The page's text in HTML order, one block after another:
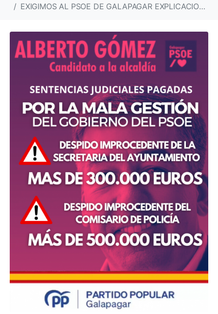
EXIGIMOS AL PSOE DE GALAPAGAR EXPLICACIONES ANTE EL MILLÓN DE EUROS QUE VAN A TENER QUE PAGAR LOS VECINOS POR SU MALA GESTIÓN